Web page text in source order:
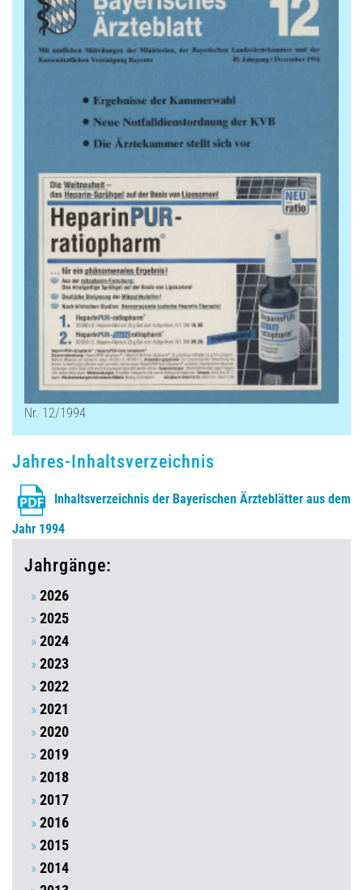
Nr. 12/1994
Jahres-Inhaltsverzeichnis
Inhaltsverzeichnis der Bayerischen Ärzteblätter aus dem
Jahr 1994
Jahrgänge:
2026
2025
2024
2023
2022
2021
2020
2019
2018
2017
2016
2015
2014